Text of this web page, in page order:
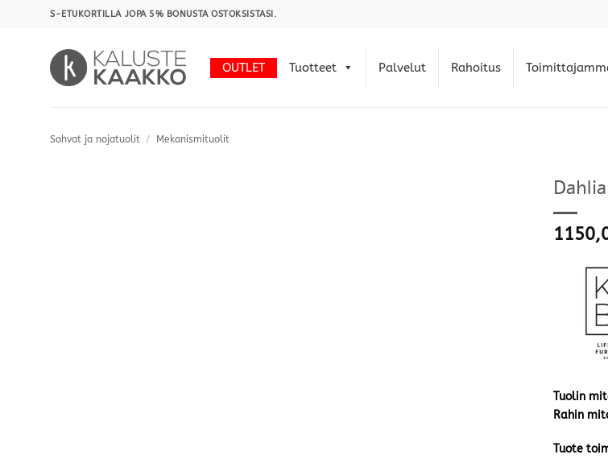
S-ETUKORTILLA JOPA 5% BONUSTA OSTOKSISTASI.
OUTLET Tuotteet Palvelut Rahoitus
Sohvat ja nojatuolit / Mekanismituolit
Tuolin
Rahin
Tuote